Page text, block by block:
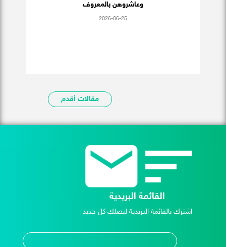
وعاشروهن بالمعروف
2026-06-25
مقالات أقدم
القائمة البريدية
اشترك بالقائمة البريدية ليصلك كل جديد